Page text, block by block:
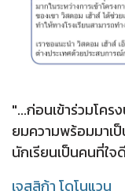
"...ก่อนเข้าร่วมโคร
ยมความพร้อมมาเ
นักเรียนเป็นคนที่ใ
เจสสิก้า โดโนแวน